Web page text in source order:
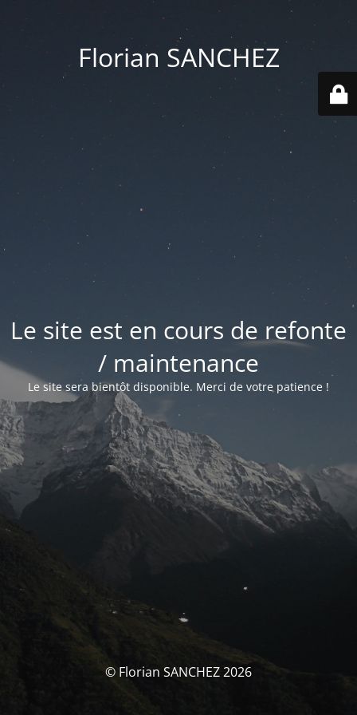
Florian SANCHEZ
Le site est en cours de refonte
/ maintenance
Le site sera bientôt disponible. Merci de votre patience !
© Florian SANCHEZ 2026